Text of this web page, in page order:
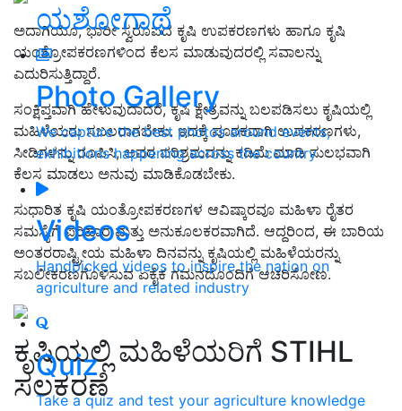
ಯಶೋಗಾಥೆ
Photo Gallery
We capture the best photos around events,
exhibitions happening across the country
Videos
Handpicked videos to inspire the nation on
agriculture and related industry
Quiz
Take a quiz and test your agriculture knowledge
ಅದಾಗಿಯೂ, ಭಾರೀ ಸ್ವರೂಪದ ಕೃಷಿ ಉಪಕರಣಗಳು ಹಾಗೂ ಕೃಷಿ
ಯಂತ್ರೋಪಕರಣಗಳಿಂದ ಕೆಲಸ ಮಾಡುವುದರಲ್ಲಿ ಸವಾಲನ್ನು
ಎದುರಿಸುತ್ತಿದ್ದಾರೆ.
ಸಂಕ್ಷಿಪ್ತವಾಗಿ ಹೇಳುವುದಾದರೆ, ಕೃಷಿ ಕ್ಷೇತ್ರವನ್ನು ಬಲಪಡಿಸಲು ಕೃಷಿಯಲ್ಲಿ
ಮಹಿಳೆಯರು ಸಬಲರಾಗಬೇಕು. ಇದಕ್ಕೆ ಪೂರಕವಾಗಿ ಉಪಕರಣಗಳು,
ಸೀಡಿಗಳನ್ನು ರೂಪಿಸಿ, ಅವರ ಪರಿಶ್ರಮವನ್ನು ಕಡಿಮೆ ಮಾಡಿ ಸುಲಭವಾಗಿ
ಕೆಲಸ ಮಾಡಲು ಅನುವು ಮಾಡಿಕೊಡಬೇಕು.
ಸುಧಾರಿತ ಕೃಷಿ ಯಂತ್ರೋಪಕರಣಗಳ ಆವಿಷ್ಕಾರವೂ ಮಹಿಳಾ ರೈತರ
ಸಮಸ್ಯೆಗೆ ಪರಿಹಾರ ಮತ್ತು ಅನುಕೂಲಕರವಾಗಿದೆ. ಆದ್ದರಿಂದ, ಈ ಬಾರಿಯ
ಅಂತರರಾಷ್ಟ್ರೀಯ ಮಹಿಳಾ ದಿನವನ್ನು ಕೃಷಿಯಲ್ಲಿ ಮಹಿಳೆಯರನ್ನು
ಸಬಲೀಕರಣಗೊಳಿಸುವ ಏಕೈಕ ಗಮನದೊಂದಿಗೆ ಆಚರಿಸೋಣ.
ಕೃಷಿಯಲ್ಲಿ ಮಹಿಳೆಯರಿಗೆ STIHL
ಸಲಕರಣೆ